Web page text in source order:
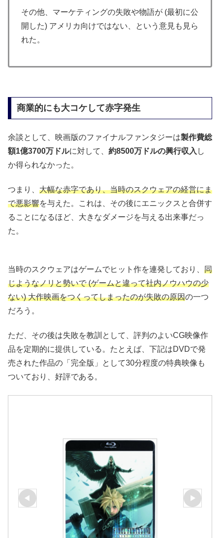
その他、マーケティングの失敗や物語が (最初に公
開した) アメリカ向けではない、という意見も見ら
れた。
商業的にも大コケして赤字発生
余談として、映画版のファイナルファンタジーは製作費総
額1億3700万ドルに対して、 約8500万ドルの興行収入 し
か得られなかった。
つまり、 大幅な赤字であり、当時のスクウェアの経営にま
で悪影響を与えた。これは、その後にエニックスと合併す
ることになるほど、大きなダメージを与える出来事だっ
た。
当時のスクウェアはゲームでヒット作を連発しており、 同
じようなノリと勢いで (ゲームと違って社内ノウハウの少
ない) 大作映画をつくってしまったのが失敗の原因の一つ
だろう。
ただ、その後は失敗を教訓として、評判のよいCG映像作
品を定期的に提供している。たとえば、下記はDVDで発
売された作品の「完全版」として30分程度の特典映像も
ついており、好評である。